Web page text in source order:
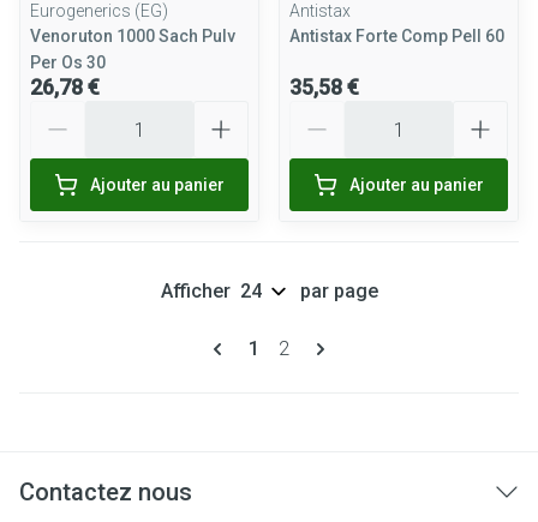
Eurogenerics (EG)
Venoruton 1000 Sach Pulv
Per Os 30
26,78 €
Ajouter au panier
Antistax
Antistax Forte Comp Pell 60
35,58 €
Ajouter au panier
Pages
Vous lisez actuellement la page
1 Page
2
Afficher par page
Contactez nous